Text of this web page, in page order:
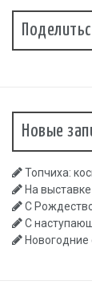
Новые
Топчиха:
На
С
С